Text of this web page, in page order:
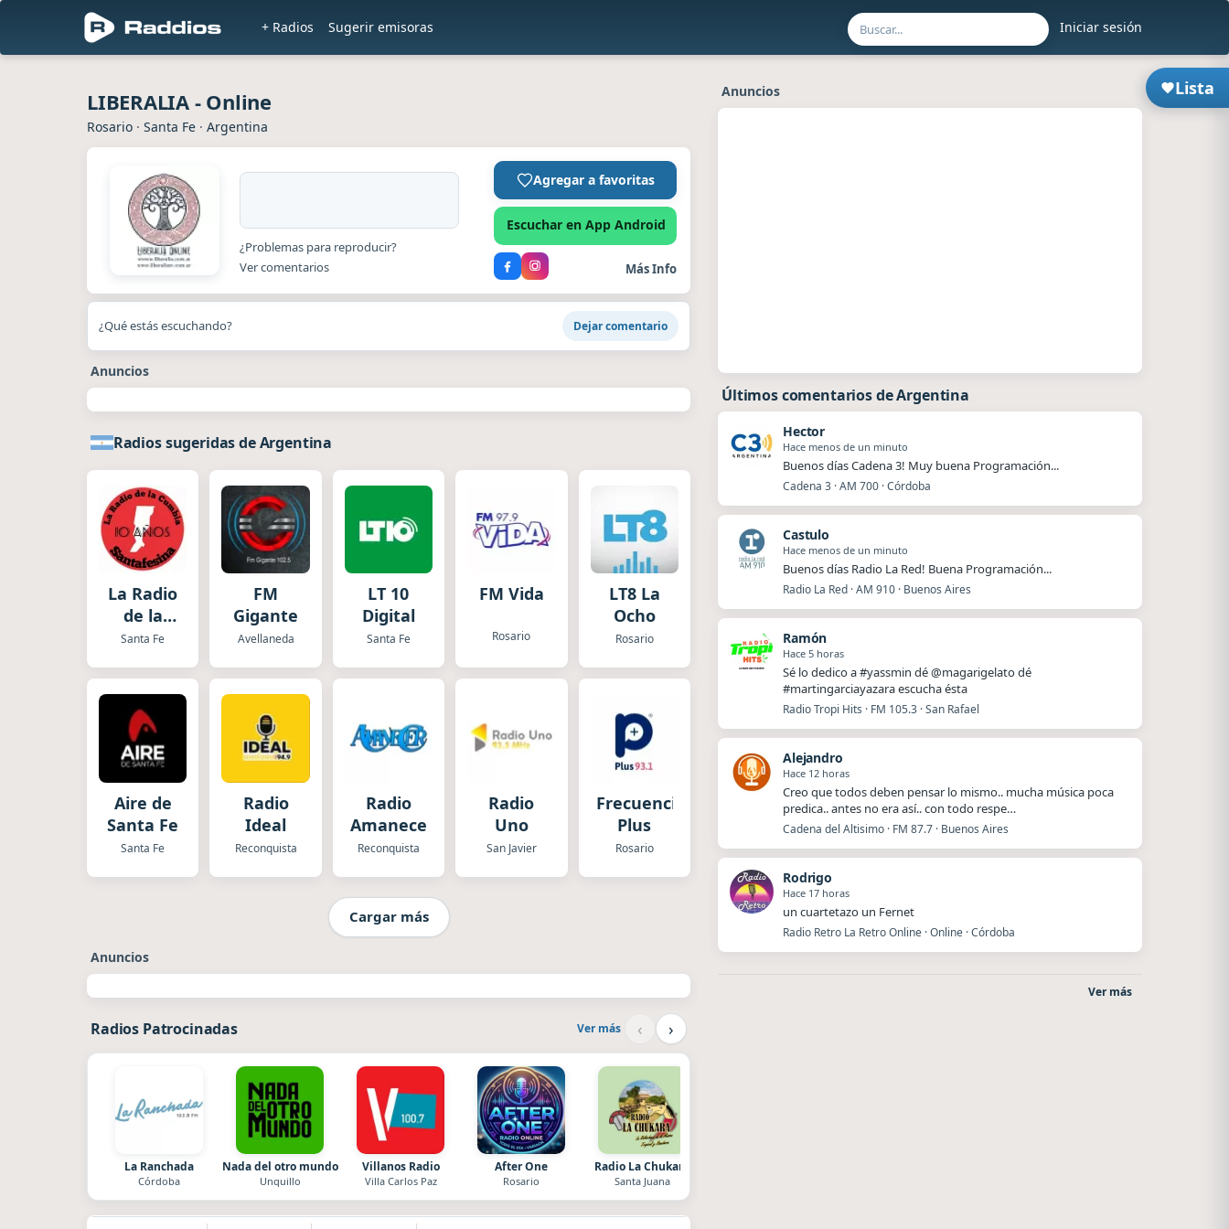
Iniciar sesión
+ Radios Sugerir emisoras
Lista
LIBERALIA - Online
Rosario · Santa Fe · Argentina
¿Problemas para reproducir?
Ver comentarios
Agregar a favoritas
Escuchar en App Android
Más Info
¿Qué estás escuchando? Dejar comentario
Anuncios
Radios sugeridas de Argentina
La Radio
de la
Cumbia
Santafesina
Santa Fe
FM
Gigante
Avellaneda
LT 10
Digital
Santa Fe
FM Vida
Rosario
LT8 La
Ocho
Rosario
Aire de
Santa Fe
Santa Fe
Radio
Ideal
Reconquista
Radio
Amanecer
Reconquista
Radio
Uno
San Javier
Frecuencia
Plus
Rosario
Cargar más
Anuncios
Radios Patrocinadas Ver más ‹ ›
La Ranchada
Córdoba
Nada del otro mundo
Unquillo
Villanos Radio
Villa Carlos Paz
After One
Rosario
Radio La Chukara
Santa Juana
Anuncios
Últimos comentarios de Argentina
Hector
Hace menos de un minuto
Buenos días Cadena 3! Muy buena Programación...
Cadena 3 · AM 700 · Córdoba
Castulo
Hace menos de un minuto
Buenos días Radio La Red! Buena Programación...
Radio La Red · AM 910 · Buenos Aires
Ramón
Hace 5 horas
Sé lo dedico a #yassmin dé @magarigelato dé
#martingarciayazara escucha ésta
Radio Tropi Hits · FM 105.3 · San Rafael
Alejandro
Hace 12 horas
Creo que todos deben pensar lo mismo.. mucha música poca
predica.. antes no era así.. con todo respe…
Cadena del Altisimo · FM 87.7 · Buenos Aires
Rodrigo
Hace 17 horas
un cuartetazo un Fernet
Radio Retro La Retro Online · Online · Córdoba
Ver más